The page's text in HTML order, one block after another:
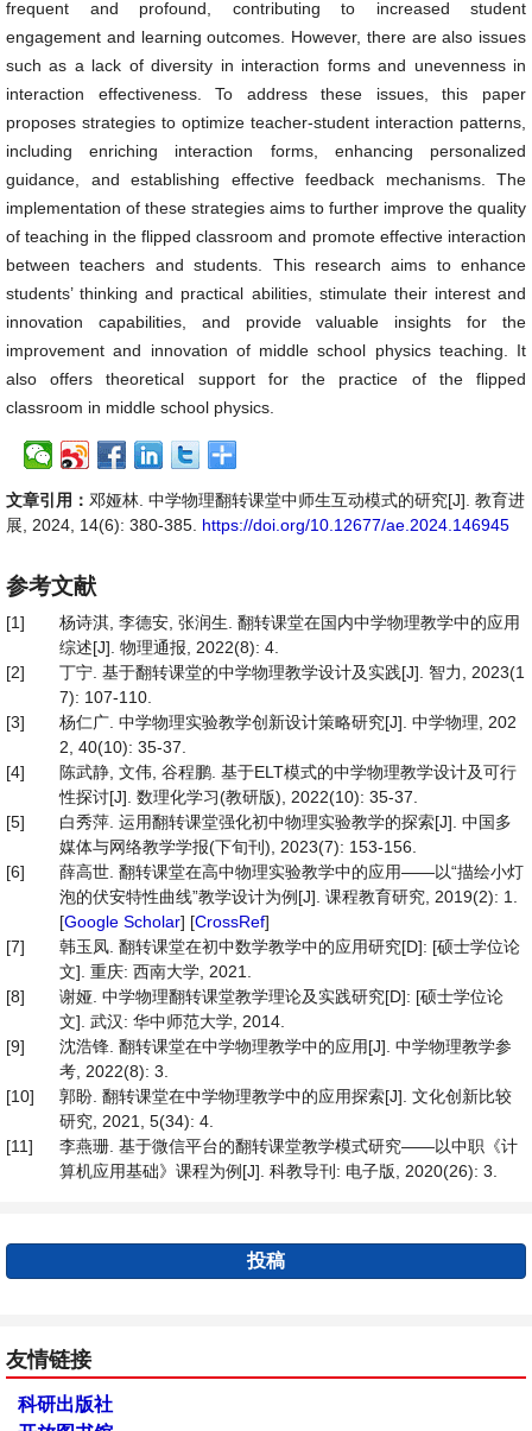
frequent and profound, contributing to increased student
engagement and learning outcomes. However, there are also issues
such as a lack of diversity in interaction forms and unevenness in
interaction effectiveness. To address these issues, this paper
proposes strategies to optimize teacher-student interaction patterns,
including enriching interaction forms, enhancing personalized
guidance, and establishing effective feedback mechanisms. The
implementation of these strategies aims to further improve the quality
of teaching in the flipped classroom and promote effective interaction
between teachers and students. This research aims to enhance
students’ thinking and practical abilities, stimulate their interest and
innovation capabilities, and provide valuable insights for the
improvement and innovation of middle school physics teaching. It
also offers theoretical support for the practice of the flipped
classroom in middle school physics.
文章引用： 邓娅林. 中学物理翻转课堂中师生互动模式的研究[J]. 教育进
展, 2024, 14(6): 380-385. https://doi.org/10.12677/ae.2024.146945
参考文献
[1]
杨诗淇, 李德安, 张润生. 翻转课堂在国内中学物理教学中的应用
综述[J]. 物理通报, 2022(8): 4.
[2]
丁宁. 基于翻转课堂的中学物理教学设计及实践[J]. 智力, 2023(1
7): 107-110.
[3]
杨仁广. 中学物理实验教学创新设计策略研究[J]. 中学物理, 202
2, 40(10): 35-37.
[4]
陈武静, 文伟, 谷程鹏. 基于ELT模式的中学物理教学设计及可行
性探讨[J]. 数理化学习(教研版), 2022(10): 35-37.
[5]
白秀萍. 运用翻转课堂强化初中物理实验教学的探索[J]. 中国多
媒体与网络教学学报(下旬刊), 2023(7): 153-156.
[6]
薛高世. 翻转课堂在高中物理实验教学中的应用——以“描绘小灯
泡的伏安特性曲线”教学设计为例[J]. 课程教育研究, 2019(2): 1.
[Google Scholar] [CrossRef]
[7]
韩玉凤. 翻转课堂在初中数学教学中的应用研究[D]: [硕士学位论
文]. 重庆: 西南大学, 2021.
[8]
谢娅. 中学物理翻转课堂教学理论及实践研究[D]: [硕士学位论
文]. 武汉: 华中师范大学, 2014.
[9]
沈浩锋. 翻转课堂在中学物理教学中的应用[J]. 中学物理教学参
考, 2022(8): 3.
[10]
郭盼. 翻转课堂在中学物理教学中的应用探索[J]. 文化创新比较
研究, 2021, 5(34): 4.
[11]
李燕珊. 基于微信平台的翻转课堂教学模式研究——以中职《计
算机应用基础》课程为例[J]. 科教导刊: 电子版, 2020(26): 3.
投稿
友情链接
科研出版社